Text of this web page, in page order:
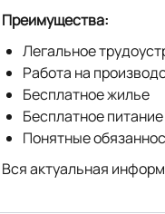
Преимущества:
Легальное
Работа на
Бесплатное жилье
Бесплатное
Понятные
Вся актуальная